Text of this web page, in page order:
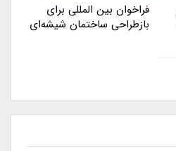
فراخوان بین المللی برای
بازطراحی ساختمان شیشه‌ای